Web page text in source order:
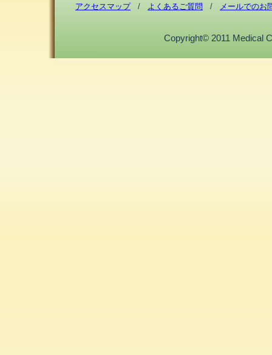
アクセスマップ/ よくあるご質問 / メールでのお
Copyright© 2011 Medical